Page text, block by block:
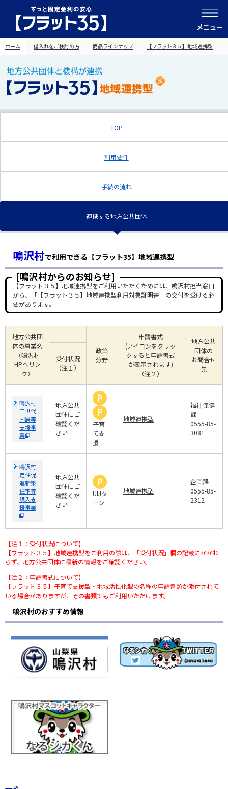
メニュー
ホーム 借入れをご検討の方 商品ラインナップ 【フラット３５】地域連携型
TOP
利用要件
手続の流れ
連携する地方公共団体
鳴沢村で利用できる【フラット35】地域連携型
[鳴沢村からのお知らせ]
【フラット３５】地域連携型をご利用いただくためには、鳴沢村担当窓口
から、「【フラット３５】地域連携型利用対象証明書」の交付を受ける必
要があります。
地方公共団
体の事業名
（鳴沢村
HPへリン
ク）
政策
分野
申請書式
(アイコンをクリッ
クすると申請書式
が表示されます)
（注２）
地方公共
団体の
お問合せ
先
受付状況
（注１）
鳴沢村
三世代
同居等
支援事
業
地方公共
団体にご
確認くだ
さい
子育
て支
援
地域連携型
福祉保健
課
0555-85-
3081
鳴沢村
定住促
進新築
住宅等
購入支
援事業
地方公共
団体にご
確認くだ
さい
UIJタ
ーン
地域連携型
企画課
0555-85-
2312
【注１：受付状況について】
【フラット３５】地域連携型をご利用の際は、「受付状況」欄の記載にかかわ
らず、地方公共団体に最新の情報をご確認ください。
【注２：申請書式について】
【フラット３５】子育て支援型・地域活性化型の名称の申請書類が添付されて
いる場合がありますが、その書類でもご利用いただけます。
鳴沢村のおすすめ情報